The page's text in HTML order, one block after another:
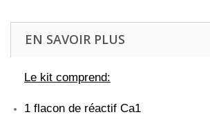
EN SAVOIR PLUS
Le kit comprend:
1 flacon de réactif Ca1